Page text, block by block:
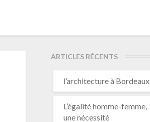
ARTICLES RÉCENTS
l’architecture à Bordeaux
L’égalité homme-femme,
une nécessité